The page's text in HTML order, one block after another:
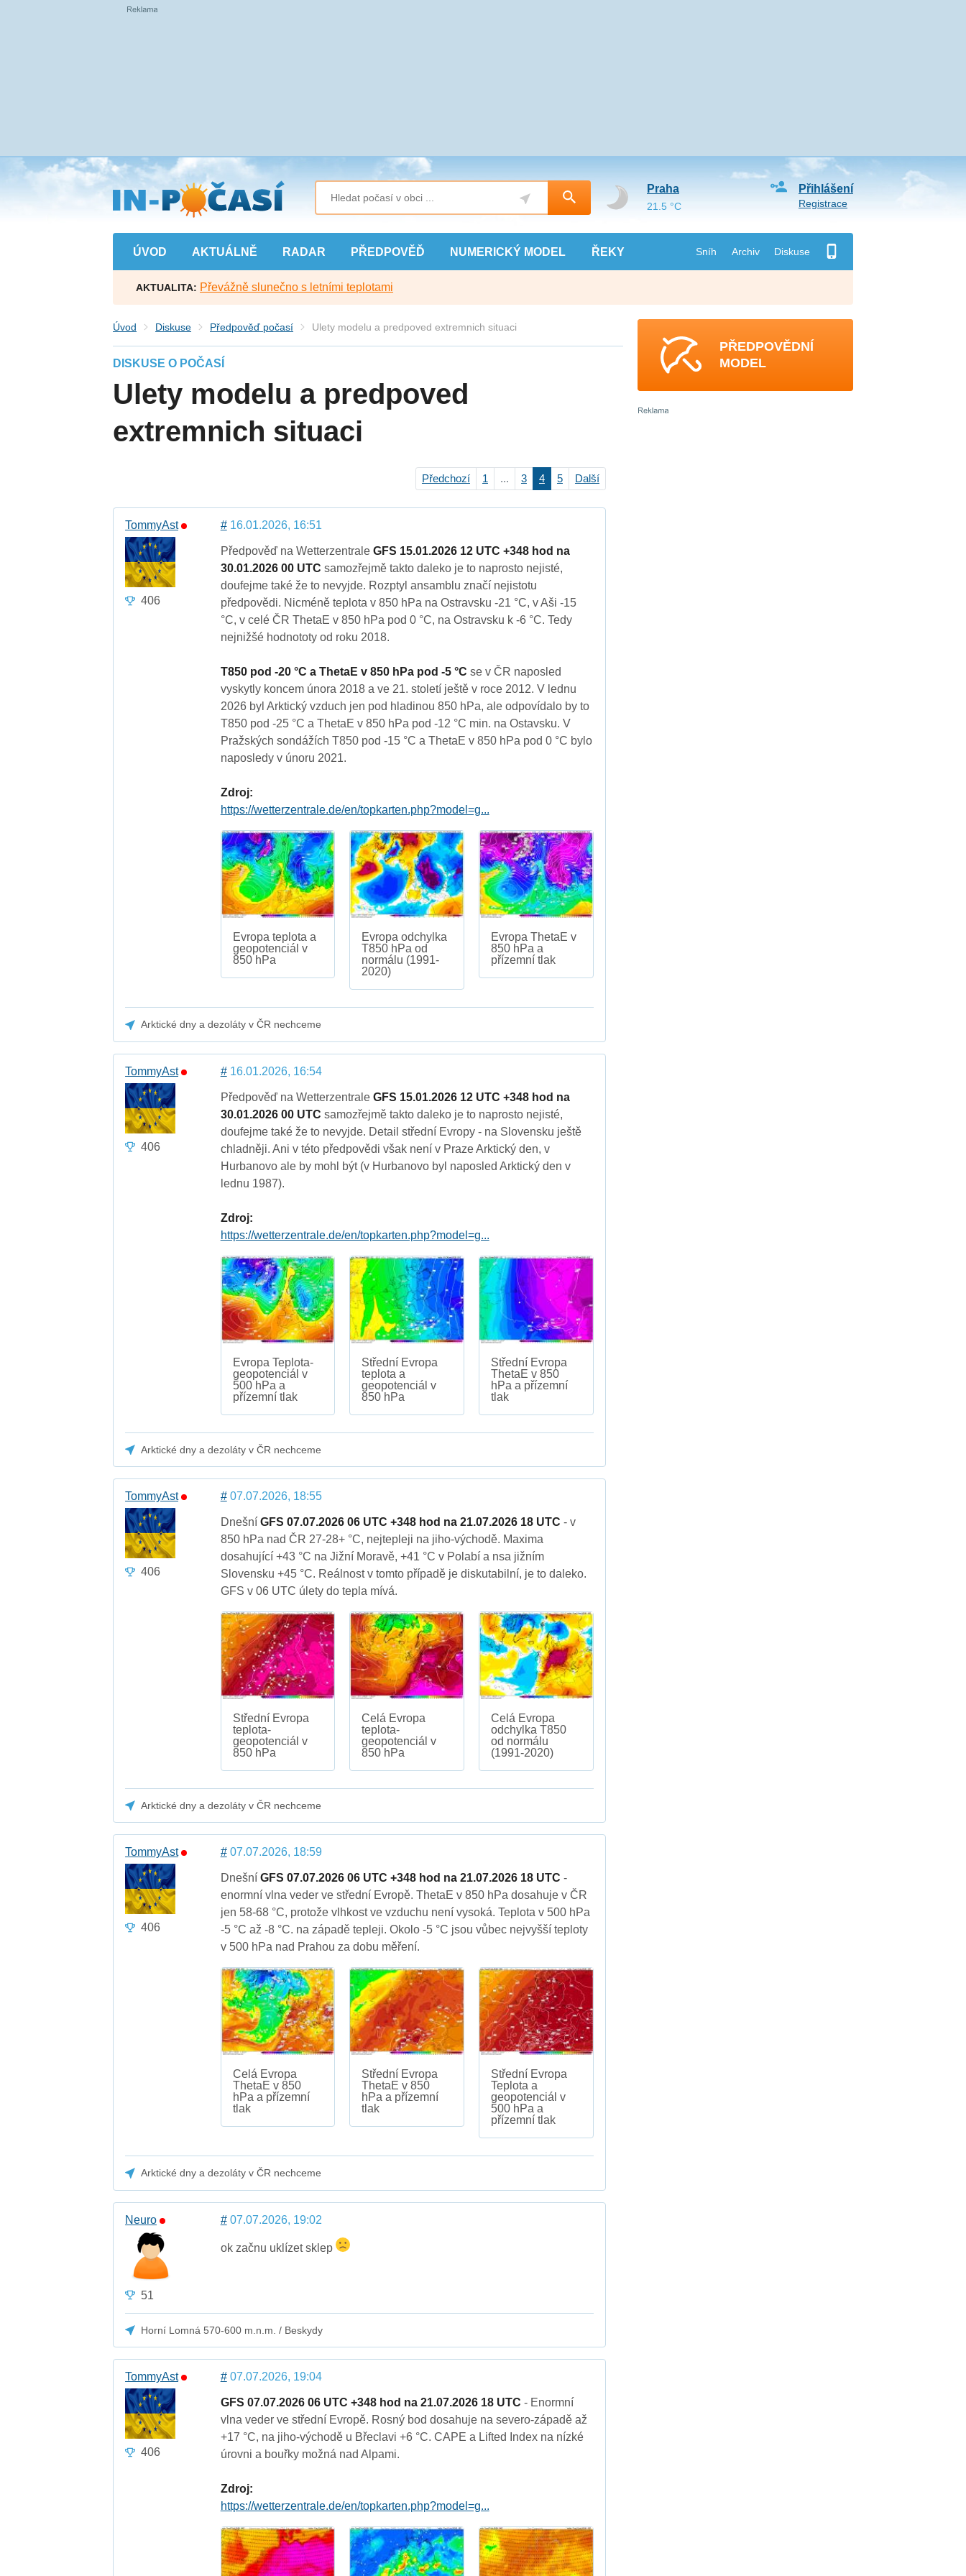
Přejít
na
hlavní
obsah
ÚVOD AKTUÁLNĚ RADAR PŘEDPOVĚĎ NUMERICKÝ MODEL ŘEKY Sníh Archiv Diskuse
Přihlášení
Registrace
Praha
21.5 °C
AKTUALITA: Převážně slunečno s letními teplotami
Úvod Diskuse Předpověď počasí Ulety modelu a predpoved extremnich situaci
DISKUSE O POČASÍ
Ulety modelu a predpoved
extremnich situaci
Předchozí 1 ... 3 4 5 Další
TommyAst
406
#16.01.2026, 16:51
Předpověď na Wetterzentrale GFS 15.01.2026 12 UTC +348 hod na
30.01.2026 00 UTC samozřejmě takto daleko je to naprosto nejisté,
doufejme také že to nevyjde. Rozptyl ansamblu značí nejistotu
předpovědi. Nicméně teplota v 850 hPa na Ostravsku -21 °C, v Aši -15
°C, v celé ČR ThetaE v 850 hPa pod 0 °C, na Ostravsku k -6 °C. Tedy
nejnižšé hodnototy od roku 2018.
T850 pod -20 °C a ThetaE v 850 hPa pod -5 °C se v ČR naposled
vyskytly koncem února 2018 a ve 21. století ještě v roce 2012. V lednu
2026 byl Arktický vzduch jen pod hladinou 850 hPa, ale odpovídalo by to
T850 pod -25 °C a ThetaE v 850 hPa pod -12 °C min. na Ostavsku. V
Pražských sondážích T850 pod -15 °C a ThetaE v 850 hPa pod 0 °C bylo
naposledy v únoru 2021.
Zdroj:
https://wetterzentrale.de/en/topkarten.php?model=g...
Evropa teplota a
geopotenciál v
850 hPa
Evropa odchylka
T850 hPa od
normálu (1991-
2020)
Evropa ThetaE v
850 hPa a
přízemní tlak
Arktické dny a dezoláty v ČR nechceme
TommyAst
406
#16.01.2026, 16:54
Předpověď na Wetterzentrale GFS 15.01.2026 12 UTC +348 hod na
30.01.2026 00 UTC samozřejmě takto daleko je to naprosto nejisté,
doufejme také že to nevyjde. Detail střední Evropy - na Slovensku ještě
chladněji. Ani v této předpovědi však není v Praze Arktický den, v
Hurbanovo ale by mohl být (v Hurbanovo byl naposled Arktický den v
lednu 1987).
Zdroj:
https://wetterzentrale.de/en/topkarten.php?model=g...
Evropa Teplota-
geopotenciál v
500 hPa a
přízemní tlak
Střední Evropa
teplota a
geopotenciál v
850 hPa
Střední Evropa
ThetaE v 850
hPa a přízemní
tlak
Arktické dny a dezoláty v ČR nechceme
TommyAst
406
#07.07.2026, 18:55
Dnešní GFS 07.07.2026 06 UTC +348 hod na 21.07.2026 18 UTC - v
850 hPa nad ČR 27-28+ °C, nejtepleji na jiho-východě. Maxima
dosahující +43 °C na Jižní Moravě, +41 °C v Polabí a nsa jižním
Slovensku +45 °C. Reálnost v tomto případě je diskutabilní, je to daleko.
GFS v 06 UTC úlety do tepla mívá.
Střední Evropa
teplota-
geopotenciál v
850 hPa
Celá Evropa
teplota-
geopotenciál v
850 hPa
Celá Evropa
odchylka T850
od normálu
(1991-2020)
Arktické dny a dezoláty v ČR nechceme
TommyAst
406
#07.07.2026, 18:59
Dnešní GFS 07.07.2026 06 UTC +348 hod na 21.07.2026 18 UTC -
enormní vlna veder ve střední Evropě. ThetaE v 850 hPa dosahuje v ČR
jen 58-68 °C, protože vlhkost ve vzduchu není vysoká. Teplota v 500 hPa
-5 °C až -8 °C. na západě tepleji. Okolo -5 °C jsou vůbec nejvyšší teploty
v 500 hPa nad Prahou za dobu měření.
Celá Evropa
ThetaE v 850
hPa a přízemní
tlak
Střední Evropa
ThetaE v 850
hPa a přízemní
tlak
Střední Evropa
Teplota a
geopotenciál v
500 hPa a
přízemní tlak
Arktické dny a dezoláty v ČR nechceme
Neuro
51
#07.07.2026, 19:02
ok začnu uklízet sklep
Horní Lomná 570-600 m.n.m. / Beskydy
TommyAst
406
#07.07.2026, 19:04
GFS 07.07.2026 06 UTC +348 hod na 21.07.2026 18 UTC - Enormní
vlna veder ve střední Evropě. Rosný bod dosahuje na severo-západě až
+17 °C, na jiho-východě u Břeclavi +6 °C. CAPE a Lifted Index na nízké
úrovni a bouřky možná nad Alpami.
Zdroj:
https://wetterzentrale.de/en/topkarten.php?model=g...
PŘEDPOVĚDNÍ
MODEL